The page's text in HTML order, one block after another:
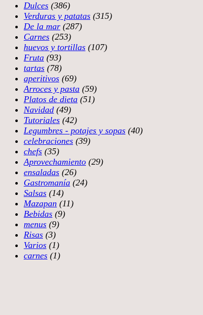
Dulces (386)
Verduras y patatas (315)
De la mar (287)
Carnes (253)
huevos y tortillas (107)
Fruta (93)
tartas (78)
aperitivos (69)
Arroces y pasta (59)
Platos de dieta (51)
Navidad (49)
Tutoriales (42)
Legumbres - potajes y sopas (40)
celebraciones (39)
chefs (35)
Aprovechamiento (29)
ensaladas (26)
Gastromanía (24)
Salsas (14)
Mazapan (11)
Bebidas (9)
menus (9)
Risas (3)
Varios (1)
carnes (1)